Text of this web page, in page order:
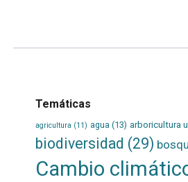
Temáticas
agricultura (11) agua (13) arboricultura
biodiversidad (29)
Cambio